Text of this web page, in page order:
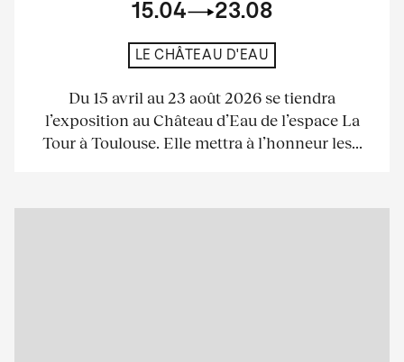
15.04 23.08
LE CHÂTEAU D'EAU
Du 15 avril au 23 août 2026 se tiendra
l’exposition au Château d’Eau de l’espace La
Tour à Toulouse. Elle mettra à l’honneur les...